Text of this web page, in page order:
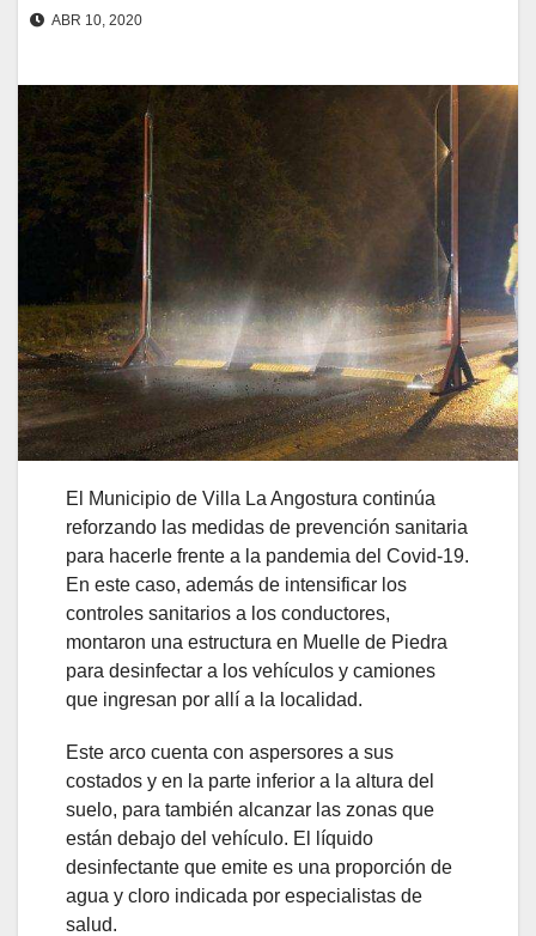
ABR 10, 2020
El Municipio de Villa La Angostura continúa
reforzando las medidas de prevención sanitaria
para hacerle frente a la pandemia del Covid-19.
En este caso, además de intensificar los
controles sanitarios a los conductores,
montaron una estructura en Muelle de Piedra
para desinfectar a los vehículos y camiones
que ingresan por allí a la localidad.
Este arco cuenta con aspersores a sus
costados y en la parte inferior a la altura del
suelo, para también alcanzar las zonas que
están debajo del vehículo. El líquido
desinfectante que emite es una proporción de
agua y cloro indicada por especialistas de
salud.